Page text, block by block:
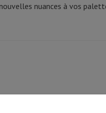
nuances à vos